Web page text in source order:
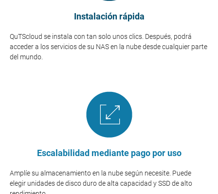
Instalación rápida
QuTScloud se instala con tan solo unos clics. Después, podrá
acceder a los servicios de su NAS en la nube desde cualquier parte
del mundo.
Escalabilidad mediante pago por uso
Amplíe su almacenamiento en la nube según necesite. Puede
elegir unidades de disco duro de alta capacidad y SSD de alto